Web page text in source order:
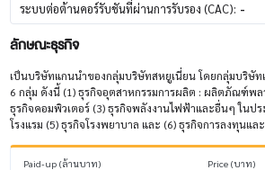
ระบบต่อต้านคอร์รับชันที่ผ่านการรับรอง (CAC): -
ลักษณะธุรกิจ
เป็นบริษัทแกนนำของกลุ่มบริษัทสหยูเนี่ยน โดยกลุ่มบริษัท
6 กลุ่ม ดังนี้ (1) ธุรกิจอุตสาหกรรมการผลิต : ผลิตภัณฑ์พล
ธุรกิจคอมพิวเตอร์ (3) ธุรกิจพลังงานไฟฟ้าและอื่นๆ ในปร
โรงแรม (5) ธุรกิจโรงพยาบาล และ (6) ธุรกิจการลงทุนแล
Paid-up (ล้านบาท) Price (บาท)